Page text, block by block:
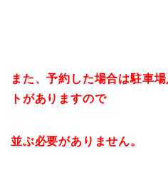
また、予約した場合は駐車
トがありますので
並ぶ必要がありません。